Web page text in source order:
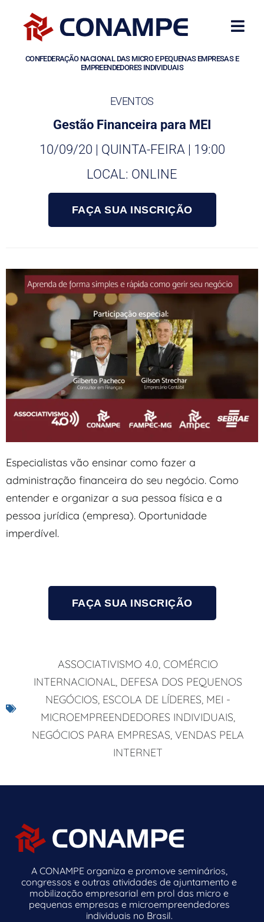
CONFEDERAÇÃO NACIONAL DAS MICRO E PEQUENAS EMPRESAS E
EMPREENDEDORES INDIVIDUAIS
EVENTOS
Gestão Financeira para MEI
10/09/20 | QUINTA-FEIRA | 19:00
LOCAL: ONLINE
FAÇA SUA INSCRIÇÃO
Especialistas vão ensinar como fazer a
administração financeira do seu negócio. Como
entender e organizar a sua pessoa física e a
pessoa jurídica (empresa). Oportunidade
imperdível.
FAÇA SUA INSCRIÇÃO
ASSOCIATIVISMO 4.0, COMÉRCIO
INTERNACIONAL, DEFESA DOS PEQUENOS
NEGÓCIOS, ESCOLA DE LÍDERES, MEI -
MICROEMPREENDEDORES INDIVIDUAIS,
NEGÓCIOS PARA EMPRESAS, VENDAS PELA
INTERNET
A CONAMPE organiza e promove seminários,
congressos e outras atividades de ajuntamento e
mobilização empresarial em prol das micro e
pequenas empresas e microempreendedores
individuais no Brasil.